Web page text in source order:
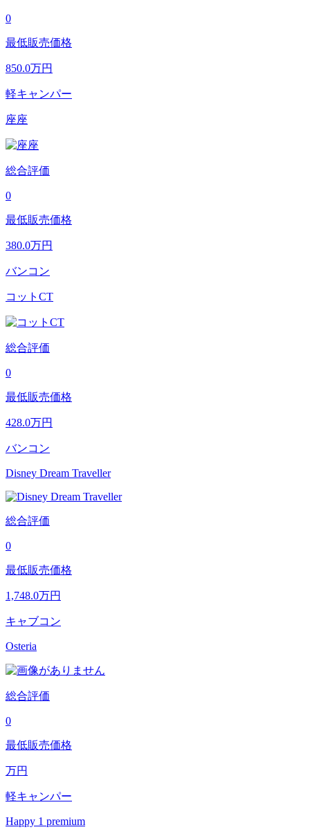
0
最低販売価格
850.0万円
軽キャンパー
座座
総合評価
0
最低販売価格
380.0万円
バンコン
コットCT
総合評価
0
最低販売価格
428.0万円
バンコン
Disney Dream Traveller
総合評価
0
最低販売価格
1,748.0万円
キャブコン
Osteria
総合評価
0
最低販売価格
万円
軽キャンパー
Happy 1 premium